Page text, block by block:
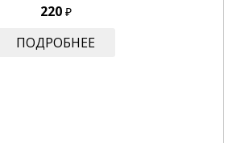
220 ₽
ПОДРОБНЕЕ